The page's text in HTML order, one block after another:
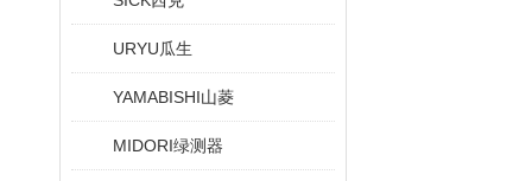
URYU瓜生
YAMABISHI山菱
MIDORI绿测器